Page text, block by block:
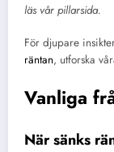
läs vår pillarsida.
För djupare
räntan, utforska
Vanliga
När sänks